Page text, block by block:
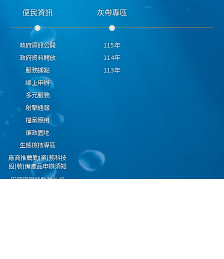
便民資訊
政府資訊公開
政府資料開放
服務據點
線上申辦
多元服務
射擊通報
檔案應用
廉政園地
生態檢核專區
廠商推薦勤(業)務科技
設(裝)備產品申辦須知
因應國際情勢強化經
灰帶專區
115年
114年
113年